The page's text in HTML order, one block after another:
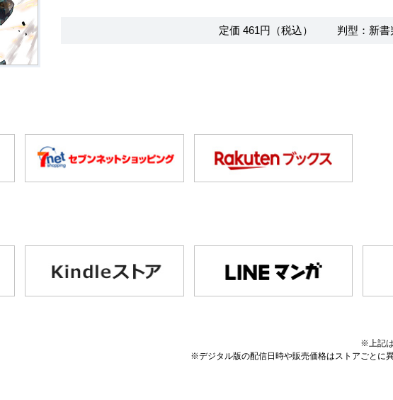
定価 461円（税込） 判型：新
※上記
※デジタル版の配信日時や販売価格はストアごとに